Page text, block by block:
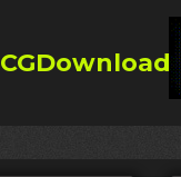
CGDownload